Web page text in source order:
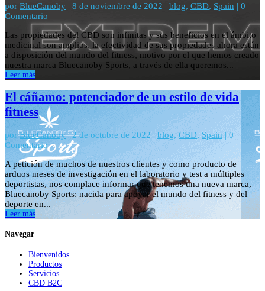
por BlueCanoby | 8 de noviembre de 2022 | blog, CBD, Spain | 0
Comentario
Las propiedades del CBD son infinitas y sus beneficios en el ámbito
medicinal son amplios, la efectividad de sus propiedades ahora están
a disposición del mundo del fitness, motivo por el que hemos creado
nuestra marca Bluecanoby Sports, a través de ella queremos...
Leer más
El cáñamo: potenciador de un estilo de vida
fitness
porBlueCanoby|2 de octubre de 2022 | blog, CBD, Spain | 0
Comentario
A petición de muchos de nuestros clientes y como producto de
arduos meses de investigación en el laboratorio y test a múltiples
deportistas, nos complace informar que tenemos una nueva marca,
Bluecanoby Sports: nacida para apoyar el mundo del fitness y del
deporte en...
Leer más
Navegar
Bienvenidos
Productos
Servicios
CBD B2C